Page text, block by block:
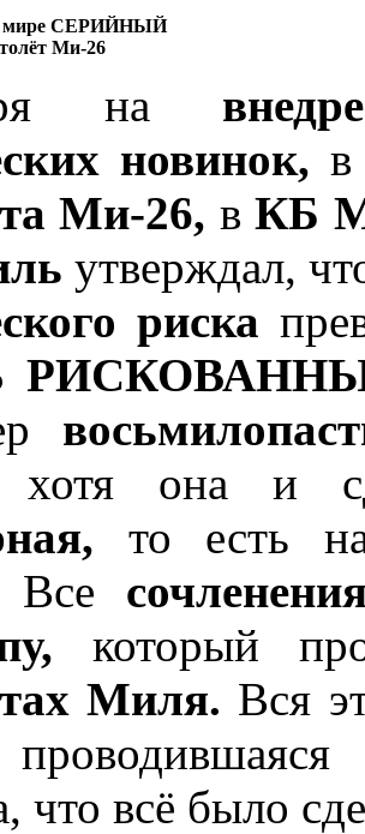
мире СЕРИЙНЫЙ
Mи-26
на
новинок,
Ми-26, вКБ
утверждал,
риска
хотя она и
то есть
Все
который
Миля. Вся
что всё было